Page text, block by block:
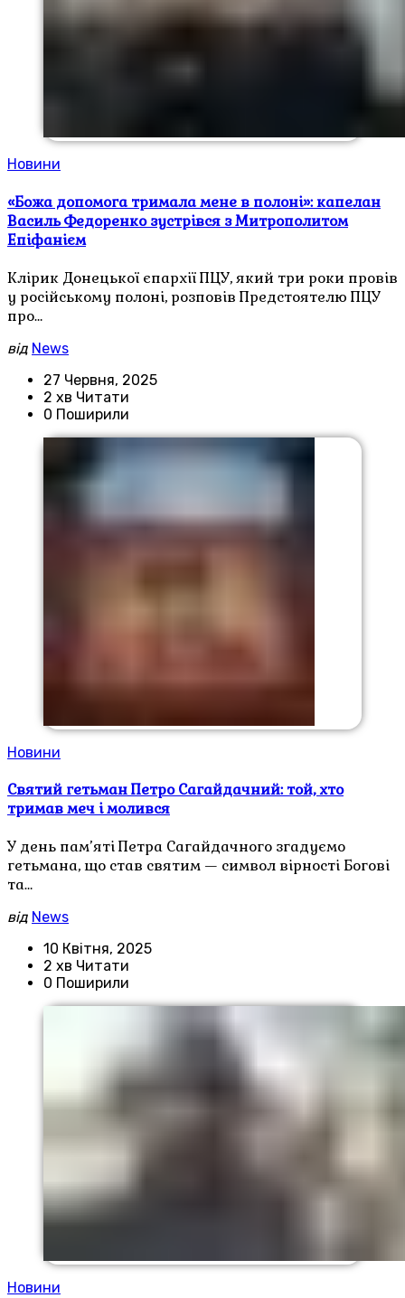
Новини
«Божа допомога тримала мене в полоні»: капелан
Василь Федоренко зустрівся з Митрополитом
Епіфанієм
Клірик Донецької єпархії ПЦУ, який три роки провів
у російському полоні, розповів Предстоятелю ПЦУ
про…
від News
27 Червня, 2025
2 хв Читати
0 Поширили
Новини
Святий гетьман Петро Сагайдачний: той, хто
тримав меч і молився
У день пам’яті Петра Сагайдачного згадуємо
гетьмана, що став святим — символ вірності Богові
та…
від News
10 Квітня, 2025
2 хв Читати
0 Поширили
Новини